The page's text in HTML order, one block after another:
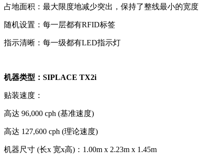
占地面积：最大限度地减少突出，保持了整线最小的宽度
随机设置：每一层都有RFID标签
指示清晰：每一级都有LED指示灯
机器类型：SIPLACE TX2i
贴装速度：
高达 96,000 cph (基准速度)
高达 127,600 cph (理论速度)
机器尺寸 (长x 宽x高)：1.00m x 2.23m x 1.45m